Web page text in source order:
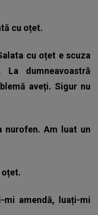
cu oțet.
cu oțet e scuza
dumneavoastră
aveți. Sigur nu
Am luat un
oțet.
mi amendă, luați-mi